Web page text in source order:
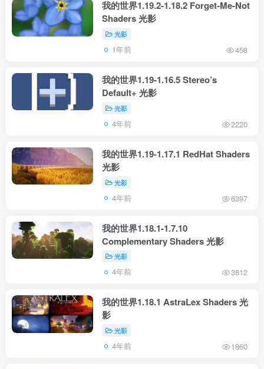
我的世界1.19.2-1.18.2 Forget-Me-Not
Shaders 光影
光影
1年前 458
我的世界1.19-1.16.5 Stereo’s
Default+ 光影
光影
4年前 2220
我的世界1.19-1.17.1 RedHat Shaders
光影
光影
4年前 6397
我的世界1.18.1-1.7.10
Complementary Shaders 光影
光影
4年前 3812
我的世界1.18.1 AstraLex Shaders 光
影
光影
4年前 1860